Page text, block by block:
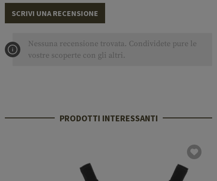
SCRIVI UNA RECENSIONE
Nessuna recensione trovata. Condividete pure le
vostre scoperte con gli altri.
PRODOTTI INTERESSANTI